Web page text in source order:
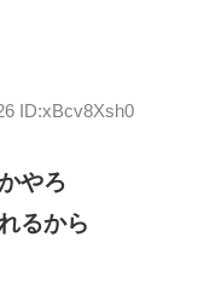
ID:xBcv8Xsh0
やろ
るから